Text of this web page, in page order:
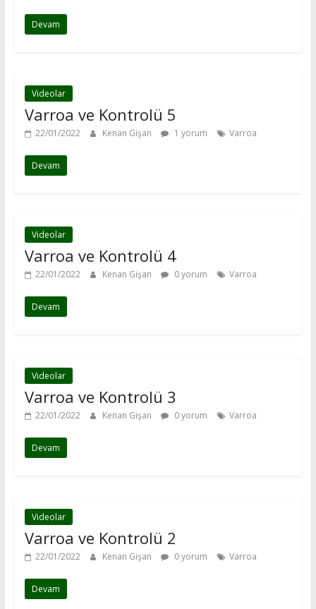
Devam
Videolar
Varroa ve Kontrolü 5
22/01/2022 Kenan Gişan 1 yorum Varroa
Devam
Videolar
Varroa ve Kontrolü 4
22/01/2022 Kenan Gişan 0 yorum Varroa
Devam
Videolar
Varroa ve Kontrolü 3
22/01/2022 Kenan Gişan 0 yorum Varroa
Devam
Videolar
Varroa ve Kontrolü 2
22/01/2022 Kenan Gişan 0 yorum Varroa
Devam